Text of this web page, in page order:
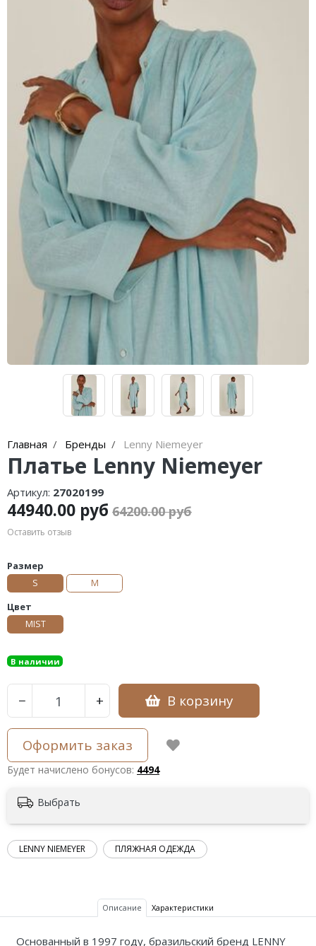
Главная Бренды Lenny Niemeyer
Платье Lenny Niemeyer
Артикул: 27020199
44940.00 руб 64200.00 руб
Оставить отзыв
Размер
S M
Цвет
MIST
В наличии
− + В корзину
Оформить заказ
Будет начислено бонусов: 4494
Выбрать
LENNY NIEMEYER ПЛЯЖНАЯ ОДЕЖДА
Описание Характеристики
Основанный в 1997 году, бразильский бренд LENNY
Купальники танкини
Купальники с плавками слипы
Купальники с плавками танга